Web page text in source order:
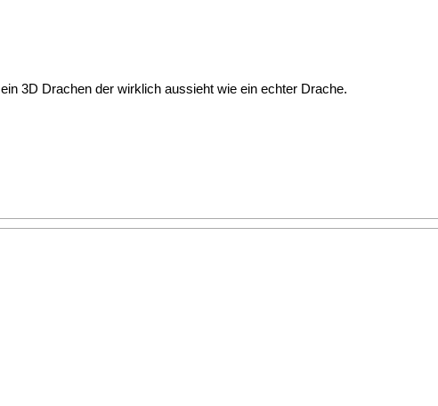
ein 3D Drachen der wirklich aussieht wie ein echter Drache.